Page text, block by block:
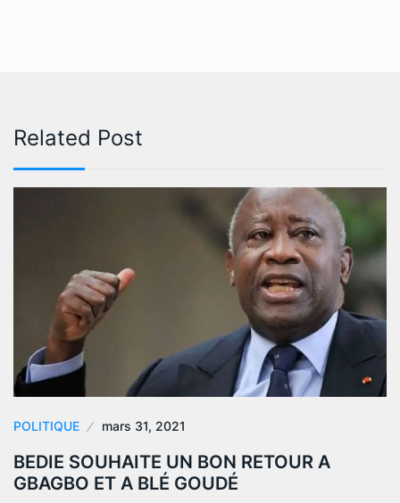
Related Post
POLITIQUE mars 31, 2021
BEDIE SOUHAITE UN BON RETOUR A
GBAGBO ET A BLÉ GOUDÉ